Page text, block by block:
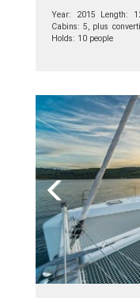
Year: 2015 Length:
Cabins: 5, plus
Holds: 10 people
Previous